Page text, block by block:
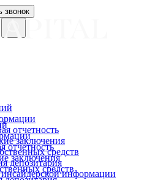
отчетность
заключения
средств
звонок
отчетность
заключения
средств
депозитария
информации